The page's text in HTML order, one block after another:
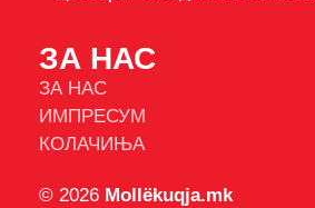
ЗА НАС
ЗА НАС
ИМПРЕСУМ
КОЛАЧИЊА
© 2026 Mollëkuqja.mk